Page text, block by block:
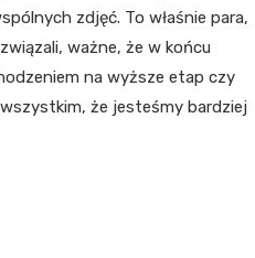
zdjęć. To właśnie para,
ważne, że w końcu
na wyższe etap czy
że jesteśmy bardziej